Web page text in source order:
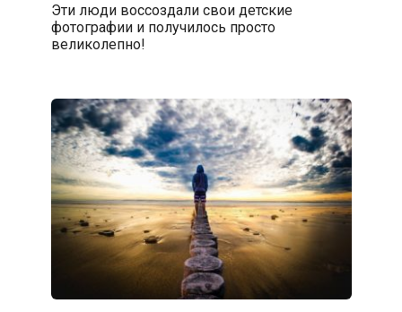
Эти люди воссоздали свои детские
фотографии и получилось просто
великолепно!